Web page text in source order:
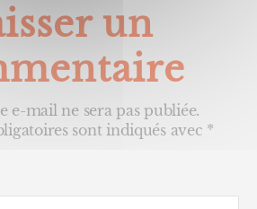
un
e-mail ne sera pas publiée.
sont indiqués avec *